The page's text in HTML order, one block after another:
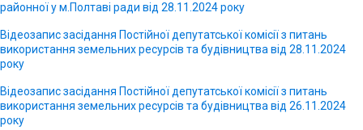
районної у м.Полтаві ради від 28.11.2024 року
Відеозапис засідання Постійної депутатської комісії з питань
використання земельних ресурсів та будівництва від 28.11.2024
року
Відеозапис засідання Постійної депутатської комісії з питань
використання земельних ресурсів та будівництва від 26.11.2024
року